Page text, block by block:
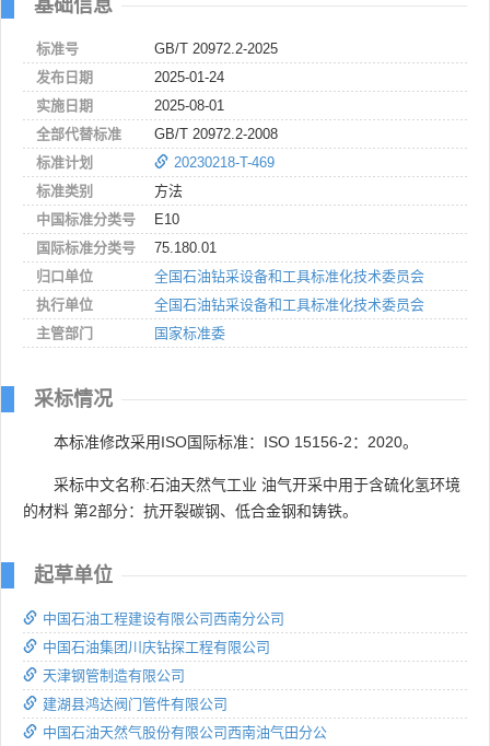
基础信息
标准号
GB/T 20972.2-2025
发布日期
2025-01-24
实施日期
2025-08-01
全部代替标准
GB/T 20972.2-2008
标准计划
20230218-T-469
标准类别
方法
中国标准分类号
E10
国际标准分类号
75.180.01
归口单位
全国石油钻采设备和工具标准化技术委员会
执行单位
全国石油钻采设备和工具标准化技术委员会
主管部门
国家标准委
采标情况
本标准修改采用ISO国际标准：ISO 15156-2：2020。
采标中文名称:石油天然气工业 油气开采中用于含硫化氢环境
的材料 第2部分：抗开裂碳钢、低合金钢和铸铁。
起草单位
中国石油工程建设有限公司西南分公司
中国石油集团川庆钻探工程有限公司
天津钢管制造有限公司
建湖县鸿达阀门管件有限公司
中国石油天然气股份有限公司西南油气田分公